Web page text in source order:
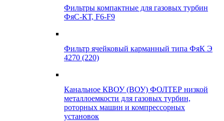
Фильтры компактные для газовых турбин
ФяС-КТ, F6-F9
Фильтр ячейковый карманный типа ФяК Э
4270 (220)
Канальное КВОУ (ВОУ) ФОЛТЕР низкой
металлоемкости для газовых турбин,
роторных машин и компрессорных
установок